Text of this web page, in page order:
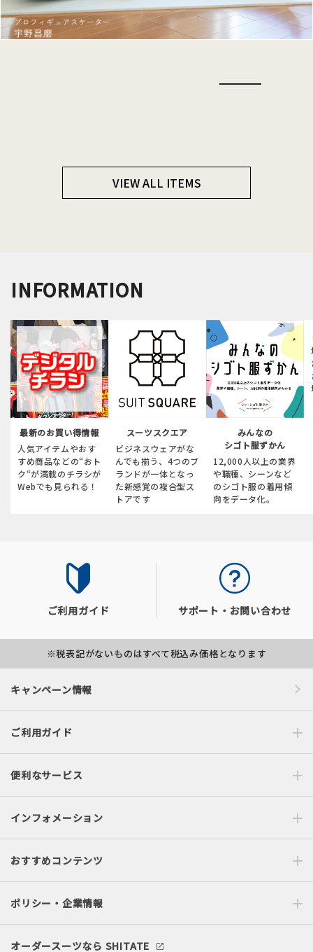
VIEW ALL ITEMS
INFORMATION
最新のお買い得情報
人気アイテムやおす
すめ商品などの“おト
ク“が満載のチラシが
Webでも見られる！
スーツスクエア
ビジネスウェアがな
んでも揃う、4つのブ
ランドが一体となっ
た新感覚の複合型ス
トアです
みんなの
シゴト服ずかん
12,000人以上の業界
や職種、シーンなど
のシゴト服の着用傾
向をデータ化。
ご利用ガイド サポート・お問い合わせ
※税表記がないものはすべて税込み価格となります
キャンペーン情報
ご利用ガイド
便利なサービス
インフォメーション
おすすめコンテンツ
ポリシー・企業情報
オーダースーツなら SHITATE